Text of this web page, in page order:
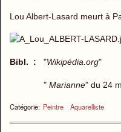
Lou Albert-Lasard meurt à
Bibl. : "Wikipédia.org"
" Marianne" du 24
Catégorie: Peintre Aquarelliste